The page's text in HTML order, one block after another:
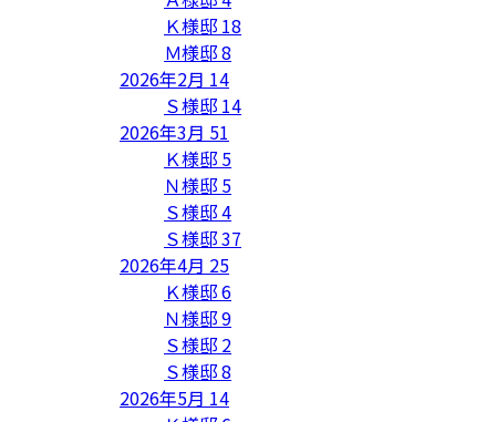
Ｋ様邸 18
Ｍ様邸8
2026年2月 14
Ｓ様邸 14
2026年3月 51
Ｋ様邸 5
Ｎ様邸 5
Ｓ様邸4
Ｓ様邸37
2026年4月 25
Ｋ様邸6
Ｎ様邸9
Ｓ様邸 2
Ｓ様邸8
2026年5月 14